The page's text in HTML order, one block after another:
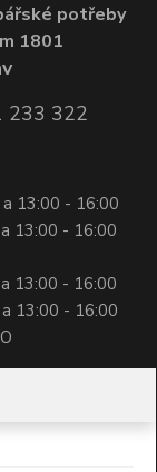
potřeby
1801
233 322
13:00 - 16:00
13:00 - 16:00
13:00 - 16:00
13:00 - 16:00